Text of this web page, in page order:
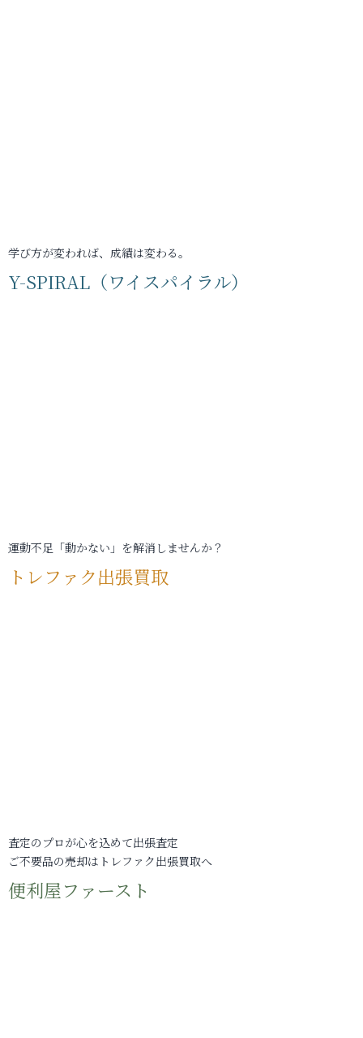
学び方が変われば、成績は変わる。
Y-SPIRAL（ワイスパイラル）
運動不足「動かない」を解消しませんか？
トレファク出張買取
査定のプロが心を込めて出張査定
ご不要品の売却はトレファク出張買取へ
便利屋ファースト